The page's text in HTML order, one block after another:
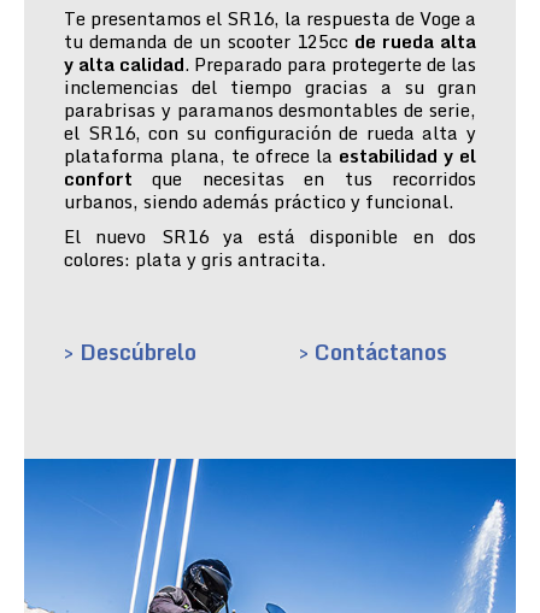
Te presentamos el SR16, la respuesta de Voge a
tu demanda de un scooter 125cc de rueda alta
y alta calidad. Preparado para protegerte de las
inclemencias del tiempo gracias a su gran
parabrisas y paramanos desmontables de serie,
el SR16, con su configuración de rueda alta y
plataforma plana, te ofrece la estabilidad y el
confort que necesitas en tus recorridos
urbanos, siendo además práctico y funcional.
El nuevo SR16 ya está disponible en dos
colores: plata y gris antracita.
> Descúbrelo > Contáctanos